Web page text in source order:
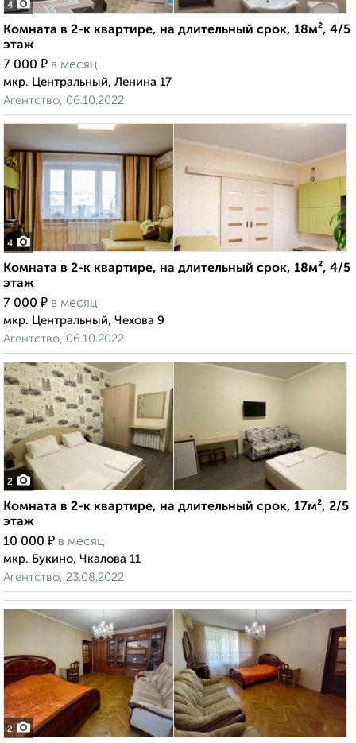
4
Комната в 2-к квартире, на длительный срок, 18м², 4/5
этаж
7 000 ₽ в месяц
мкр. Центральный, Ленина 17
Агентство, 06.10.2022
4
Комната в 2-к квартире, на длительный срок, 18м², 4/5
этаж
7 000 ₽ в месяц
мкр. Центральный, Чехова 9
Агентство, 06.10.2022
2
Комната в 2-к квартире, на длительный срок, 17м², 2/5
этаж
10 000 ₽ в месяц
мкр. Букино, Чкалова 11
Агентство, 23.08.2022
2